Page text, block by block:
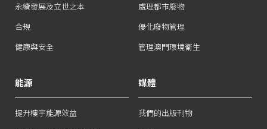
永續發展及立世之本
合規
健康與安全
處理都市廢物
優化廢物管理
管理澳門環境衛生
能源
提升樓宇能源效益
媒體
我們的出版刊物